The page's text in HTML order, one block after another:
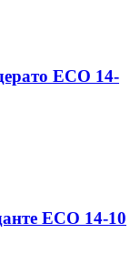
ЕСО 14-
ЕСО 14-10